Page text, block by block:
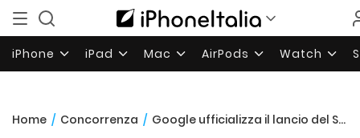
iPhone iPad Mac AirPods Watch
Home / Concorrenza / Google ufficializza il lancio del Samsung Nexus S!